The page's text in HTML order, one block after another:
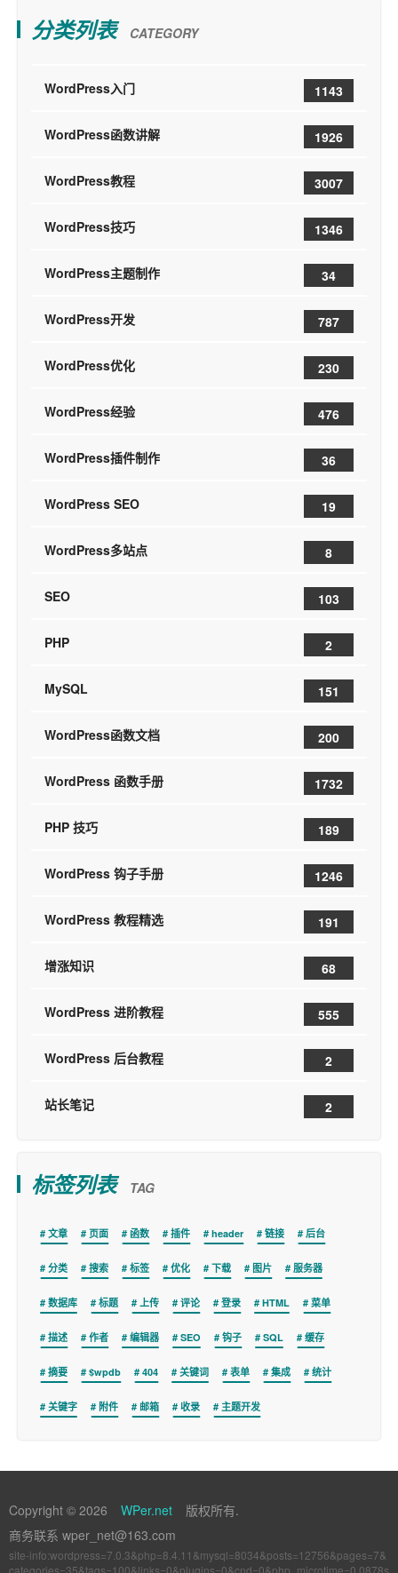
分类列表 CATEGORY
WordPress入门 1143
WordPress函数讲解 1926
WordPress教程 3007
WordPress技巧 1346
WordPress主题制作 34
WordPress开发 787
WordPress优化 230
WordPress经验 476
WordPress插件制作 36
WordPress SEO 19
WordPress多站点 8
SEO 103
PHP 2
MySQL 151
WordPress函数文档 200
WordPress 函数手册 1732
PHP 技巧 189
WordPress 钩子手册 1246
WordPress 教程精选 191
增涨知识 68
WordPress 进阶教程 555
WordPress 后台教程 2
站长笔记 2
标签列表 TAG
文章 页面 函数 插件 header 链接 后台
分类 搜索 标签 优化 下载 图片 服务器
数据库 标题 上传 评论 登录 HTML 菜单
描述 作者 编辑器 SEO 钩子 SQL 缓存
摘要 $wpdb 404 关键词 表单 集成 统计
关键字 附件 邮箱 收录 主题开发
Copyright © 2026 WPer.net
版权所有.
商务联系 wper_net@163.com
site-info:wordpress=7.0.3&php=8.4.11&mysql=8034&posts=12756&pages=7&
categories=35&tags=100&links=0&plugins=0&cnd=0&php_microtime=0.0878s